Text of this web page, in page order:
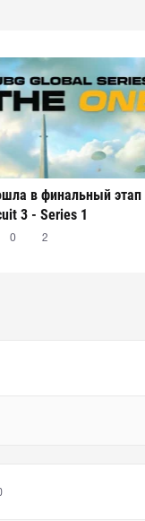
в финальный этап
3 - Series 1
0 2